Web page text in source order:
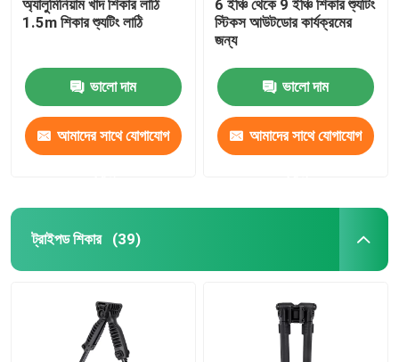
অ্যালুমিনিয়াম খাদ শিকার লাঠি
1.5m শিকার শ্যুটিং লাঠি
ভালো দাম
আমাদের সাথে যোগাযোগ
6 ইঞ্চি থেকে 9 ইঞ্চি শিকার শ্যুটিং
স্টিকস আউটডোর কার্যক্রমের
জন্য
ভালো দাম
আমাদের সাথে যোগাযোগ
ট্রাইপড শিকার (39)